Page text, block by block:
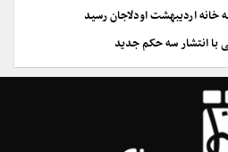
اردیبهشت اودلاجان رسید
با انتشار سه حکم جدید